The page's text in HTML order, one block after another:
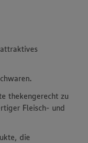
thekengerecht zu
Fleisch- und
die